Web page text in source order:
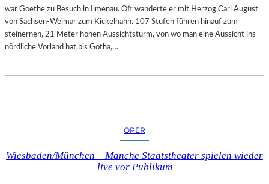
E
L
L
G
L
O
L
D
E
E
D
war Goethe zu Besuch in Ilmenau. Oft wanderte er mit Herzog Carl August
von Sachsen-Weimar zum Kickelhahn. 107 Stufen führen hinauf zum
steinernen, 21 Meter hohen Aussichtsturm, von wo man eine Aussicht ins
nördliche Vorland hat,bis Gotha,…
OPER
Wiesbaden/München – Manche Staatstheater spielen wieder
live vor Publikum